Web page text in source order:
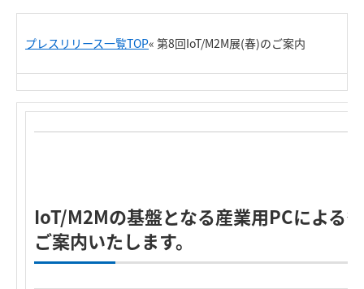
プレスリリース一覧TOP« 第8回IoT/M2M展(春)のご案内
IoT/M2Mの基盤となる産業用PCによる
ご案内いたします。